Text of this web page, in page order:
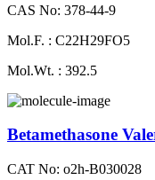
CAS No: 378-44-9
Mol.F. : C22H29FO5
Mol.Wt. : 392.5
Betamethasone
CAT No: o2h-B030028